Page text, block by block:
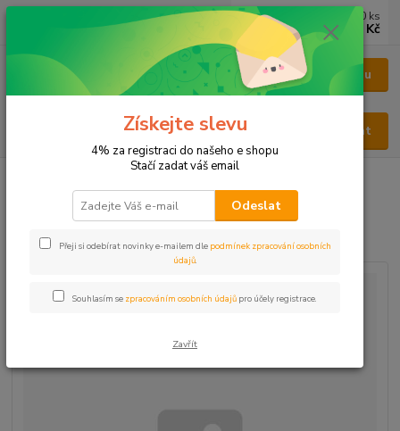
Menu
Hledat
0 ks
0 Kč
Vrbovka malokvětá
Získejte slevu
4% za registraci do našeho e shopu
Stačí zadat váš email
Odeslat
Přeji si odebírat novinky e-mailem dle podmínek zpracování osobních
údajů.
Souhlasím se zpracováním osobních údajů pro účely registrace.
Zavřít